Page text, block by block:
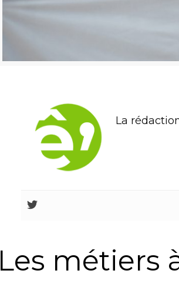
La
Les métiers